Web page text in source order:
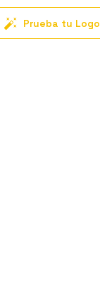
Prueba tu Logo